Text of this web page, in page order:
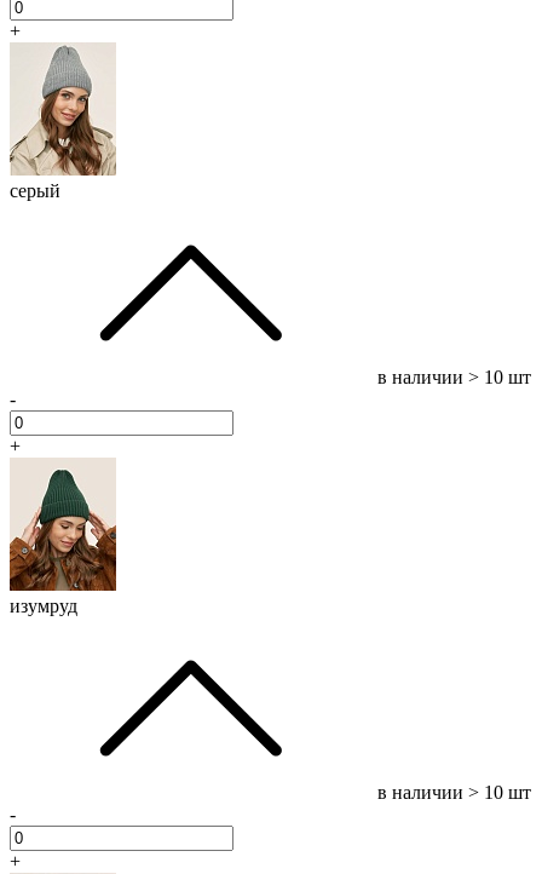
+
серый
в наличии > 10 шт
-
+
изумруд
в наличии > 10 шт
-
+